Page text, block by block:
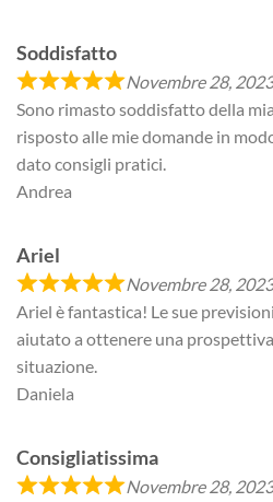
Soddisfatto
Novembre 28, 2023
Sono rimasto soddisfatto della
risposto alle mie domande in
dato consigli pratici.
Andrea
Ariel
Novembre 28, 2023
Ariel è fantastica! Le sue
aiutato a ottenere una
situazione.
Daniela
Consigliatissima
Novembre 28, 2023